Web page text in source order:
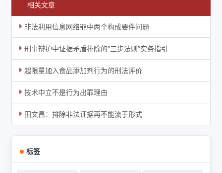
相关文章
非法利用信息网络罪中两个构成要件问题
刑事辩护中证据矛盾排除的“三步法则”实务指引
超限量加入食品添加剂行为的刑法评价
技术中立不是行为出罪理由
田文昌：排除非法证据再不能流于形式
标签